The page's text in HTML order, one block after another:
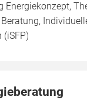
Energiekonzept,
(iSFP)